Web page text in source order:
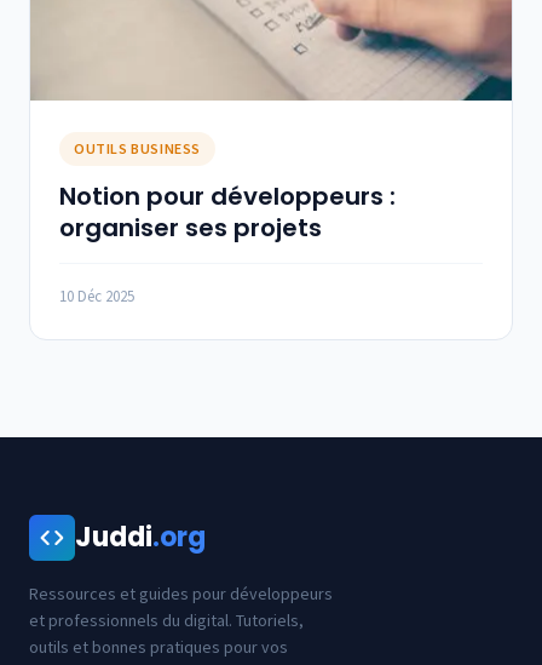
OUTILS BUSINESS
Notion pour développeurs :
organiser ses projets
10 Déc 2025
Juddi.org
Ressources et guides pour développeurs
et professionnels du digital. Tutoriels,
outils et bonnes pratiques pour vos